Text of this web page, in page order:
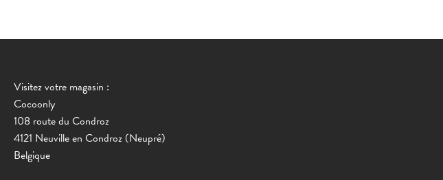
Visitez votre magasin :
Cocoonly
108 route du Condroz
4121 Neuville en Condroz (Neupré)
Belgique